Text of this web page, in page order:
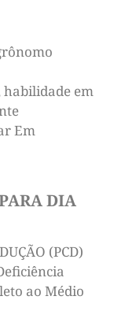
habilidade em
Em
DIA
(PCD)
ao Médio